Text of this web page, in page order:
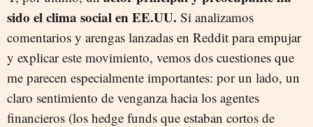
sido el clima social en EE.UU. Si analizamos
comentarios y arengas lanzadas en Reddit para empujar
y explicar este movimiento, vemos dos cuestiones que
me parecen especialmente importantes: por un lado, un
claro sentimiento de venganza hacia los agentes
financieros (los hedge funds que estaban cortos de